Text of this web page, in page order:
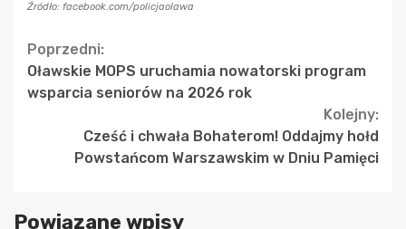
Źródło: facebook.com/policjaolawa
Continue
Reading
Poprzedni:
Oławskie MOPS uruchamia nowatorski program
wsparcia seniorów na 2026 rok
Kolejny:
Cześć i chwała Bohaterom! Oddajmy hołd
Powstańcom Warszawskim w Dniu Pamięci
Powiązane wpisy